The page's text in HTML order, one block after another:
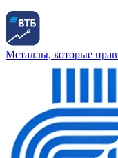
Металлы, которые